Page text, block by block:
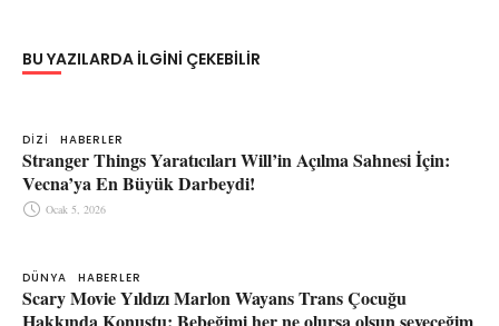
BU YAZILARDA ILGINI ÇEKEBILIR
DIZI HABERLER
Stranger Things Yaratıcıları Will’in Açılma Sahnesi İçin:
Vecna’ya En Büyük Darbeydi!
Ocak 5, 2026
DÜNYA HABERLER
Scary Movie Yıldızı Marlon Wayans Trans Çocuğu